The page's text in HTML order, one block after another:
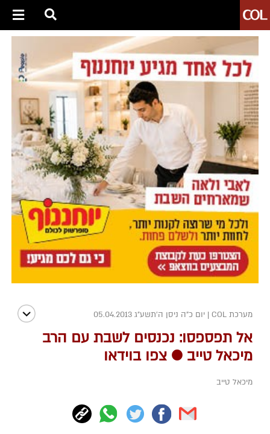
מערכת COL | יום כ"ה ניסן ה׳תשע״ג 05.04.2013
אל תפספסו: נכנסים לשבת עם הרב
מיכאל טייב ● צפו בוידאו
מיכאל טייב